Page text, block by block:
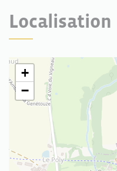
Localisation
+
−